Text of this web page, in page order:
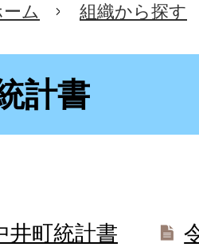
ム 組織から探す
計書
井町統計書